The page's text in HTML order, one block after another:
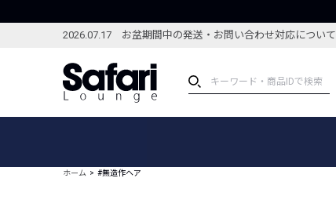
2026.07.17 お盆期間中の発送・お問い合わせ対応について
ブランドから探す
ホーム #無造作ヘア